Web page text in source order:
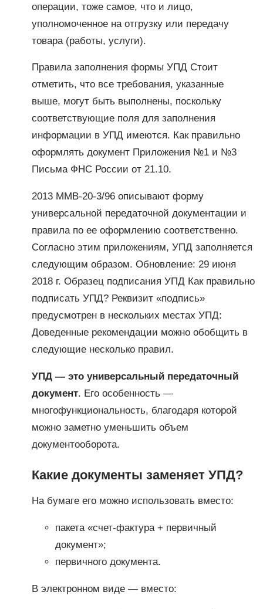
операции, тоже самое, что и лицо,
уполномоченное на отгрузку или передачу
товара (работы, услуги).
Правила заполнения формы УПД Стоит
отметить, что все требования, указанные
выше, могут быть выполнены, поскольку
соответствующие поля для заполнения
информации в УПД имеются. Как правильно
оформлять документ Приложения №1 и №3
Письма ФНС России от 21.10.
2013 ММВ-20-3/96 описывают форму
универсальной передаточной документации и
правила по ее оформлению соответственно.
Согласно этим приложениям, УПД заполняется
следующим образом. Обновление: 29 июня
2018 г. Образец подписания УПД Как правильно
подписать УПД? Реквизит «подпись»
предусмотрен в нескольких местах УПД:
Доведенные рекомендации можно обобщить в
следующие несколько правил.
УПД — это универсальный передаточный
документ. Его особенность —
многофункциональность, благодаря которой
можно заметно уменьшить объем
документооборота.
Какие документы заменяет УПД?
На бумаге его можно использовать вместо:
пакета «счет-фактура + первичный
документ»;
первичного документа.
В электронном виде — вместо: